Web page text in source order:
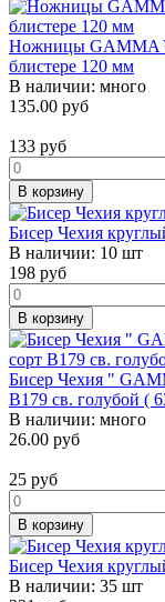
Ножницы GAMMA
блистере 120 мм
В наличии: много
135.00 руб
133 руб
В корзину
Бисер Чехия
В наличии: 10 шт
198 руб
В корзину
Бисер Чехия "
B179 св. голубой (
В наличии: много
26.00 руб
25 руб
В корзину
Бисер Чехия
В наличии: 35 шт